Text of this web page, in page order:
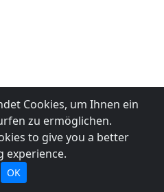
Cookies, um Ihnen ein
zu ermöglichen.
to give you a better
experience.
OK